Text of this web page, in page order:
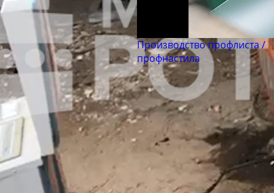
Производство профлиста /
профнастила